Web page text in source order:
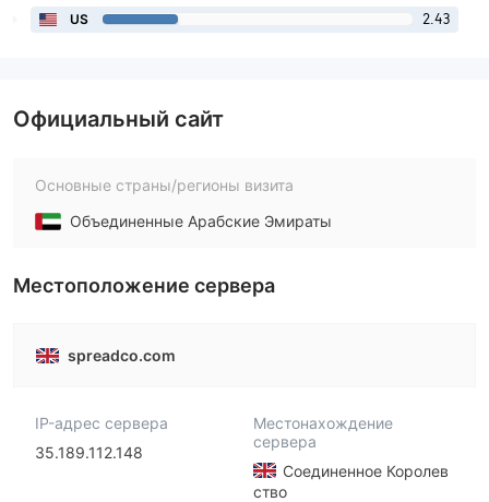
US 2.43
Официальный сайт
Основные страны/регионы визита
Объединенные Арабские Эмираты
Местоположение сервера
spreadco.com
IP-адрес сервера
35.189.112.148
Местонахождение
сервера
Соединенное Королев
ство